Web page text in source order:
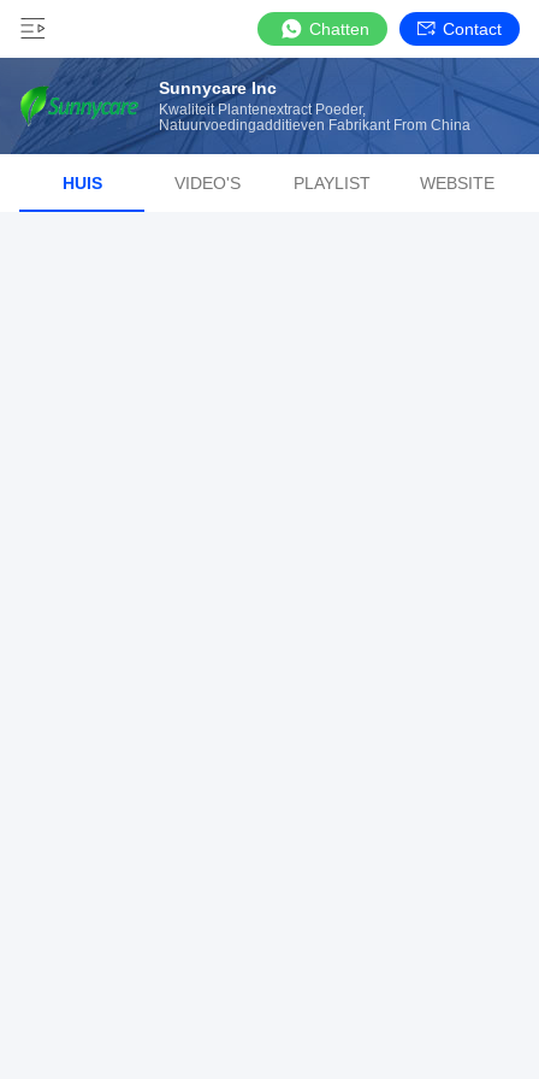
Chatten Contact
Sunnycare Inc
Kwaliteit Plantenextract Poeder,
Natuurvoedingadditieven Fabrikant From China
HUIS VIDEO'S PLAYLIST WEBSITE